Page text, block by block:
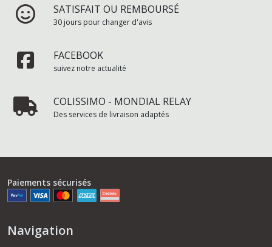
SATISFAIT OU REMBOURSÉ
30 jours pour changer d'avis
FACEBOOK
suivez notre actualité
COLISSIMO - MONDIAL RELAY
Des services de livraison adaptés
Paiements sécurisés
Navigation